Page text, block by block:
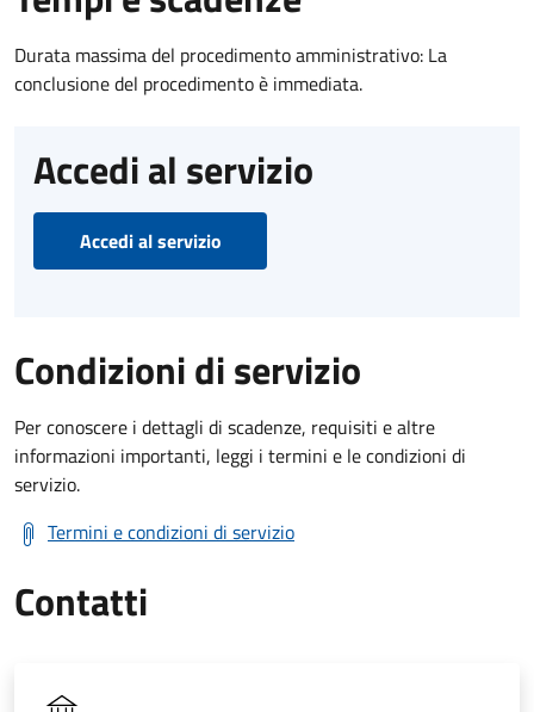
Durata massima del procedimento amministrativo: La
conclusione del procedimento è immediata.
Accedi al servizio
Accedi al servizio
Condizioni di servizio
Per conoscere i dettagli di scadenze, requisiti e altre
informazioni importanti, leggi i termini e le condizioni di
servizio.
Termini e condizioni di servizio
Contatti